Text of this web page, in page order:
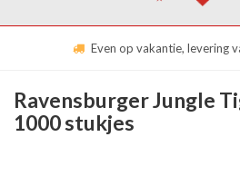
Even op vakantie, levering
Ravensburger Jungle
1000 stukjes